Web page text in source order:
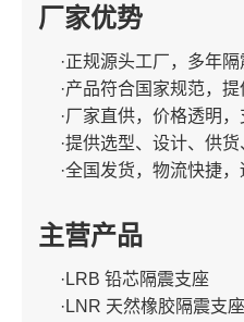
厂家优势
·正规源头工厂，多年
·产品符合国家规范，
·厂家直供，价格透明
·提供选型、设计、供
·全国发货，物流快捷
主营产品
·LRB 铅芯隔震支座
·LNR 天然橡胶隔震支座